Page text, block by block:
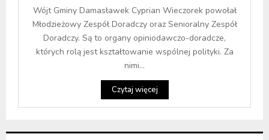
Wójt Gminy Damasławek Cyprian Wieczorek powołał
Młodzieżowy Zespół Doradczy oraz Senioralny Zespół
Doradczy. Są to organy opiniodawczo-doradcze,
których rolą jest kształtowanie wspólnej polityki. Za
nimi...
Czytaj więcej